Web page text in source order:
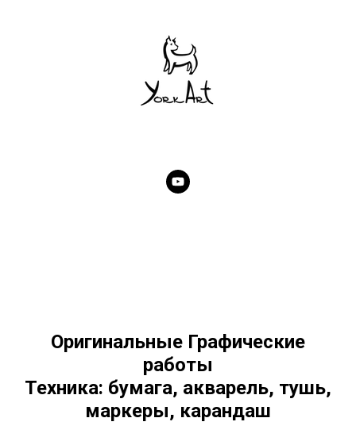
Оригинальные Графические
работы
Техника: бумага, акварель, тушь,
маркеры, карандаш